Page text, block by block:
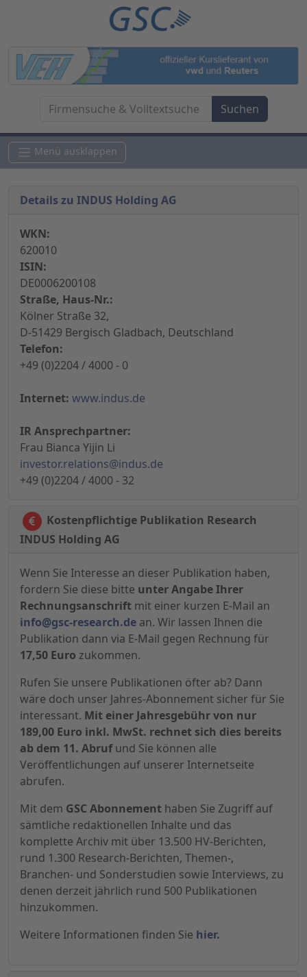
Menü ausklappen
Details zu INDUS Holding AG
WKN:
620010
ISIN:
DE0006200108
Straße, Haus-Nr.:
Kölner Straße 32,
D-51429 Bergisch Gladbach, Deutschland
Telefon:
+49 (0)2204 / 4000 - 0
Internet: www.indus.de
IR Ansprechpartner:
Frau Bianca Yijin Li
investor.relations@indus.de
+49 (0)2204 / 4000 - 32
Kostenpflichtige Publikation Research
INDUS Holding AG
Wenn Sie Interesse an dieser Publikation haben,
fordern Sie diese bitte unter Angabe Ihrer
Rechnungsanschrift mit einer kurzen E-Mail an
info@gsc-research.de an. Wir lassen Ihnen die
Publikation dann via E-Mail gegen Rechnung für
17,50 Euro zukommen.
Rufen Sie unsere Publikationen öfter ab? Dann
wäre doch unser Jahres-Abonnement sicher für Sie
interessant. Mit einer Jahresgebühr von nur
189,00 Euro inkl. MwSt. rechnet sich dies bereits
ab dem 11. Abrufund Sie können alle
Veröffentlichungen auf unserer Internetseite
abrufen.
Mit dem GSC Abonnement haben Sie Zugriff auf
sämtliche redaktionellen Inhalte und das
komplette Archiv mit über 13.500 HV-Berichten,
rund 1.300 Research-Berichten, Themen-,
Branchen- und Sonderstudien sowie Interviews, zu
denen derzeit jährlich rund 500 Publikationen
hinzukommen.
Weitere Informationen finden Sie hier.